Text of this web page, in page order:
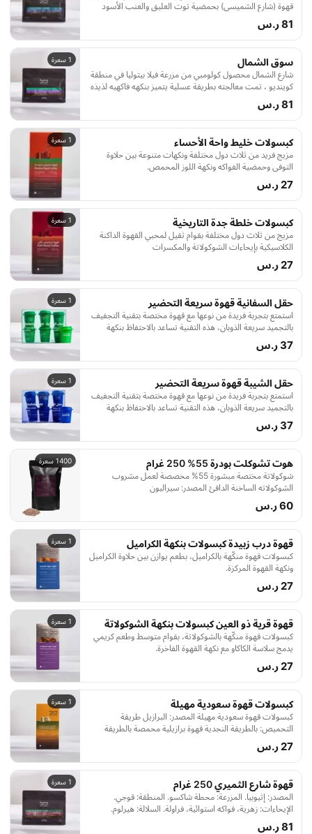
قهوة (شارع الشميسي) بحمضية توت العليق والعنب الأسود
وحلاوة الشوكولاتة. يأتيكم هذا المحصول من سلالة الهيرلوم
الأثيوبية، تمت معالجته بالطريقة المجففة، وحُمص بحب في
81 ر.س
1 سعرة سوق الشمال
شارع الشمال محصول كولومبي من مزرعة فيلا بيتوليا في منطقة
كوينديو ، تمت معالجته بطريقة عسلية يتميز بنكهه فاكهيه لذيذه
وقوام معتدل، تم حمص المحصول بدرجة متوسطة ليتناسب مع
كافة المشروبات سواء بارده او حاره وبطرق تحضير القهوة
81 ر.س
1 سعرة كبسولات خليط واحة الأحساء
مزيج فريد من ثلاث دول مختلفة ونكهات متنوعة بين حلاوة
التوفي وحمضية الفواكه ونكهة اللوز المحمص.
27 ر.س
1 سعرة كبسولات خلطة جدة التاريخية
مزيج من ثلاث دول مختلفة بقوام ثقيل لمحبي القهوة الداكنة
الكلاسيكية بإيحاءات الشوكولاتة والمكسرات
27 ر.س
1 سعرة حقل السفانية قهوة سريعة التحضير
استمتع بتجربة فريدة من نوعها مع قهوة مختصة بتقنية التجفيف
بالتجميد سريعة الذوبان، هذه التقنية تساعد بالاحتفاظ بنكهة
القهوة الغنية ورائحتها المميزة ، تعتبر القهوة سريعة التحضير
مثالية للتخزين كما تضمن لك الاستمتاع بكوب قهوة بجودة عاليه
37 ر.س
1 سعرة حقل الشيبة قهوة سريعة التحضير
استمتع بتجربة فريدة من نوعها مع قهوة مختصة بتقنية التجفيف
بالتجميد سريعة الذوبان، هذه التقنية تساعد بالاحتفاظ بنكهة
القهوة الغنية ورائحتها المميزة ، تعتبر القهوة سريعة التحضير
مثالية للتخزين كما تضمن لك الاستمتاع بكوب قهوة بجودة عاليه
37 ر.س
1400 سعرة هوت تشوكلت بودرة 55% 250 غرام
شوكولاتة مختصة مبشورة 55% مخصصة لعمل مشروب
الشوكولاته الساخنة الدافئ المصدر: سيراليون
60 ر.س
1 سعرة قهوة درب زبيدة كبسولات بنكهة الكراميل
كبسولات قهوة منكّهة بالكراميل، بطعم يوازن بين حلاوة الكراميل
ونكهة القهوة المركزة.
27 ر.س
1 سعرة قهوة قرية ذو العين كبسولات بنكهة الشوكولاتة
كبسولات قهوة منكّهة بالشوكولاتة، بقوام متوسط وطعم كريمي
يدمج سلاسة الكاكاو مع نكهة القهوة الفاخرة.
27 ر.س
1 سعرة كبسولات قهوة سعودية مهيلة
كبسولات قهوة سعودية مهيلة المصدر: البرازيل طريقة
التحميص: بالطريقة النجدية قهوة برازيلية محمصة بالطريقة
النجدية الأصيلة ممزوجة بالهيل الغواتيمالي الفاخر المعروف
بجودته العالية، لتجربة قهوة مميزة، عملية، وأصيلة. متوافقة مع
27 ر.س
1 سعرة قهوة شارع الثميري 250 غرام
المصدر: إثيوبيا. المزرعة: محطة شاكسو. المنطقة: قوجي.
الإيحاءات: زهرية، فواكه استوائية، فراولة. السلالة: هيرلوم.
المعالجة: مجففة. التحميص: متوسط إلى فاتح.
81 ر.س